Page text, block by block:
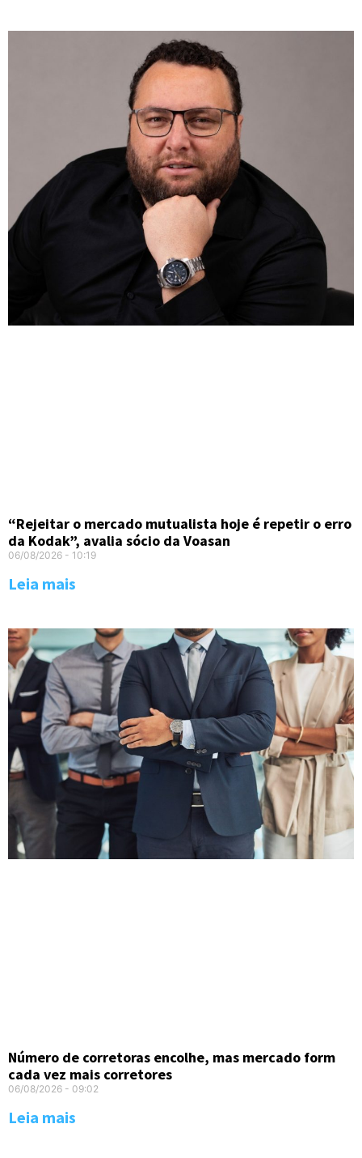
“Rejeitar o mercado mutualista hoje é repetir o erro
da Kodak”, avalia sócio da Voasan
06/08/2026 10:19
Leia mais
Número de corretoras encolhe, mas mercado form
cada vez mais corretores
06/08/2026 09:02
Leia mais